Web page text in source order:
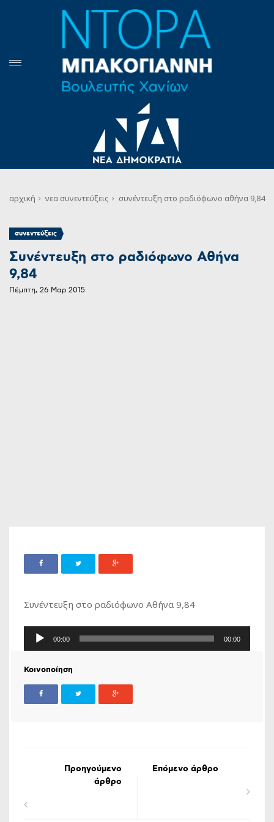
αρχική νεα συνεντεύξεις συνέντευξη στο ραδιόφωνο αθήνα 9,84
συνεντεύξεις
Συνέντευξη στο ραδιόφωνο Αθήνα
9,84
Πέμπτη, 26 Μαρ 2015
Συνέντευξη στο ραδιόφωνο Αθήνα 9,84
Πρόγραμμα
00:00 00:00
Κοινοποίηση
Προηγούμενο
άρθρο
Επόμενο άρθρο